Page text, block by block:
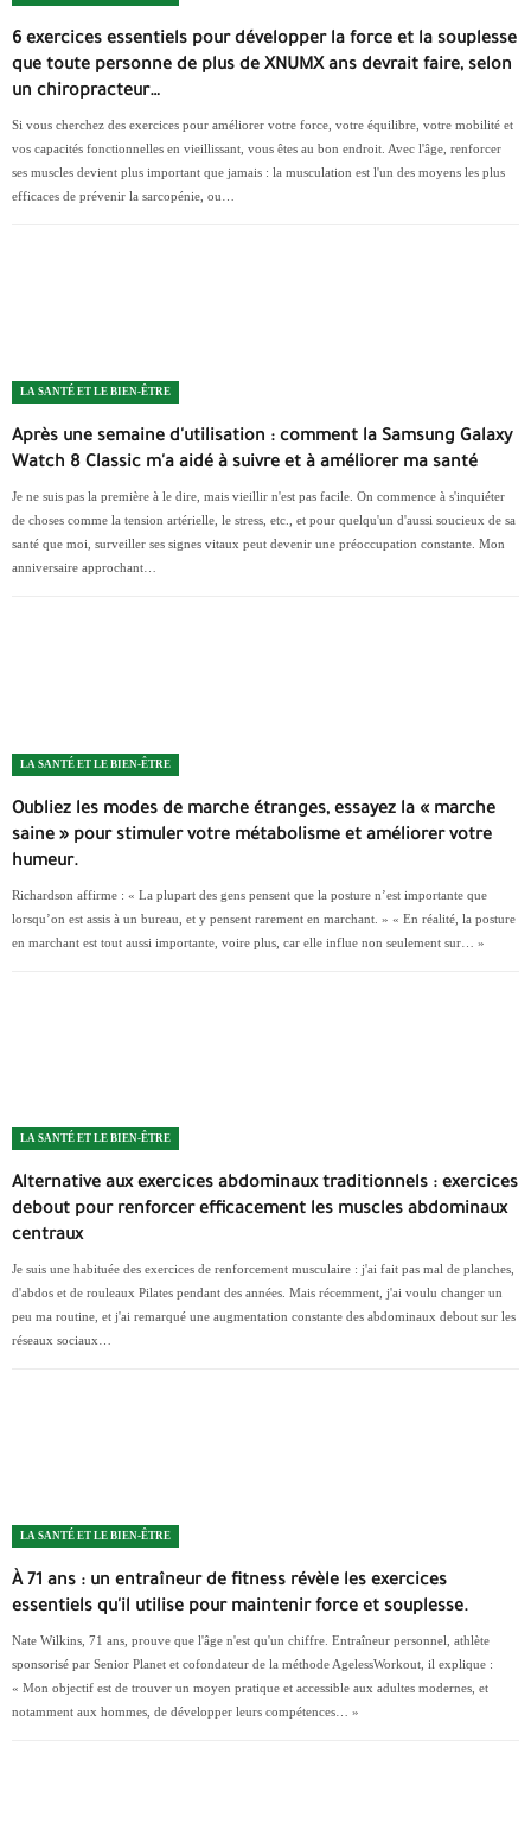
6 exercices essentiels pour développer la force et la souplesse
que toute personne de plus de XNUMX ans devrait faire, selon
un chiropracteur…
Si vous cherchez des exercices pour améliorer votre force, votre équilibre, votre mobilité et
vos capacités fonctionnelles en vieillissant, vous êtes au bon endroit. Avec l'âge, renforcer
ses muscles devient plus important que jamais : la musculation est l'un des moyens les plus
efficaces de prévenir la sarcopénie, ou…
LA SANTÉ ET LE BIEN-ÊTRE
Après une semaine d'utilisation : comment la Samsung Galaxy
Watch 8 Classic m'a aidé à suivre et à améliorer ma santé
Je ne suis pas la première à le dire, mais vieillir n'est pas facile. On commence à s'inquiéter
de choses comme la tension artérielle, le stress, etc., et pour quelqu'un d'aussi soucieux de sa
santé que moi, surveiller ses signes vitaux peut devenir une préoccupation constante. Mon
anniversaire approchant…
LA SANTÉ ET LE BIEN-ÊTRE
Oubliez les modes de marche étranges, essayez la « marche
saine » pour stimuler votre métabolisme et améliorer votre
humeur.
Richardson affirme : « La plupart des gens pensent que la posture n’est importante que
lorsqu’on est assis à un bureau, et y pensent rarement en marchant. » « En réalité, la posture
en marchant est tout aussi importante, voire plus, car elle influe non seulement sur… »
LA SANTÉ ET LE BIEN-ÊTRE
Alternative aux exercices abdominaux traditionnels : exercices
debout pour renforcer efficacement les muscles abdominaux
centraux
Je suis une habituée des exercices de renforcement musculaire : j'ai fait pas mal de planches,
d'abdos et de rouleaux Pilates pendant des années. Mais récemment, j'ai voulu changer un
peu ma routine, et j'ai remarqué une augmentation constante des abdominaux debout sur les
réseaux sociaux…
LA SANTÉ ET LE BIEN-ÊTRE
À 71 ans : un entraîneur de fitness révèle les exercices
essentiels qu'il utilise pour maintenir force et souplesse.
Nate Wilkins, 71 ans, prouve que l'âge n'est qu'un chiffre. Entraîneur personnel, athlète
sponsorisé par Senior Planet et cofondateur de la méthode AgelessWorkout, il explique :
« Mon objectif est de trouver un moyen pratique et accessible aux adultes modernes, et
notamment aux hommes, de développer leurs compétences… »